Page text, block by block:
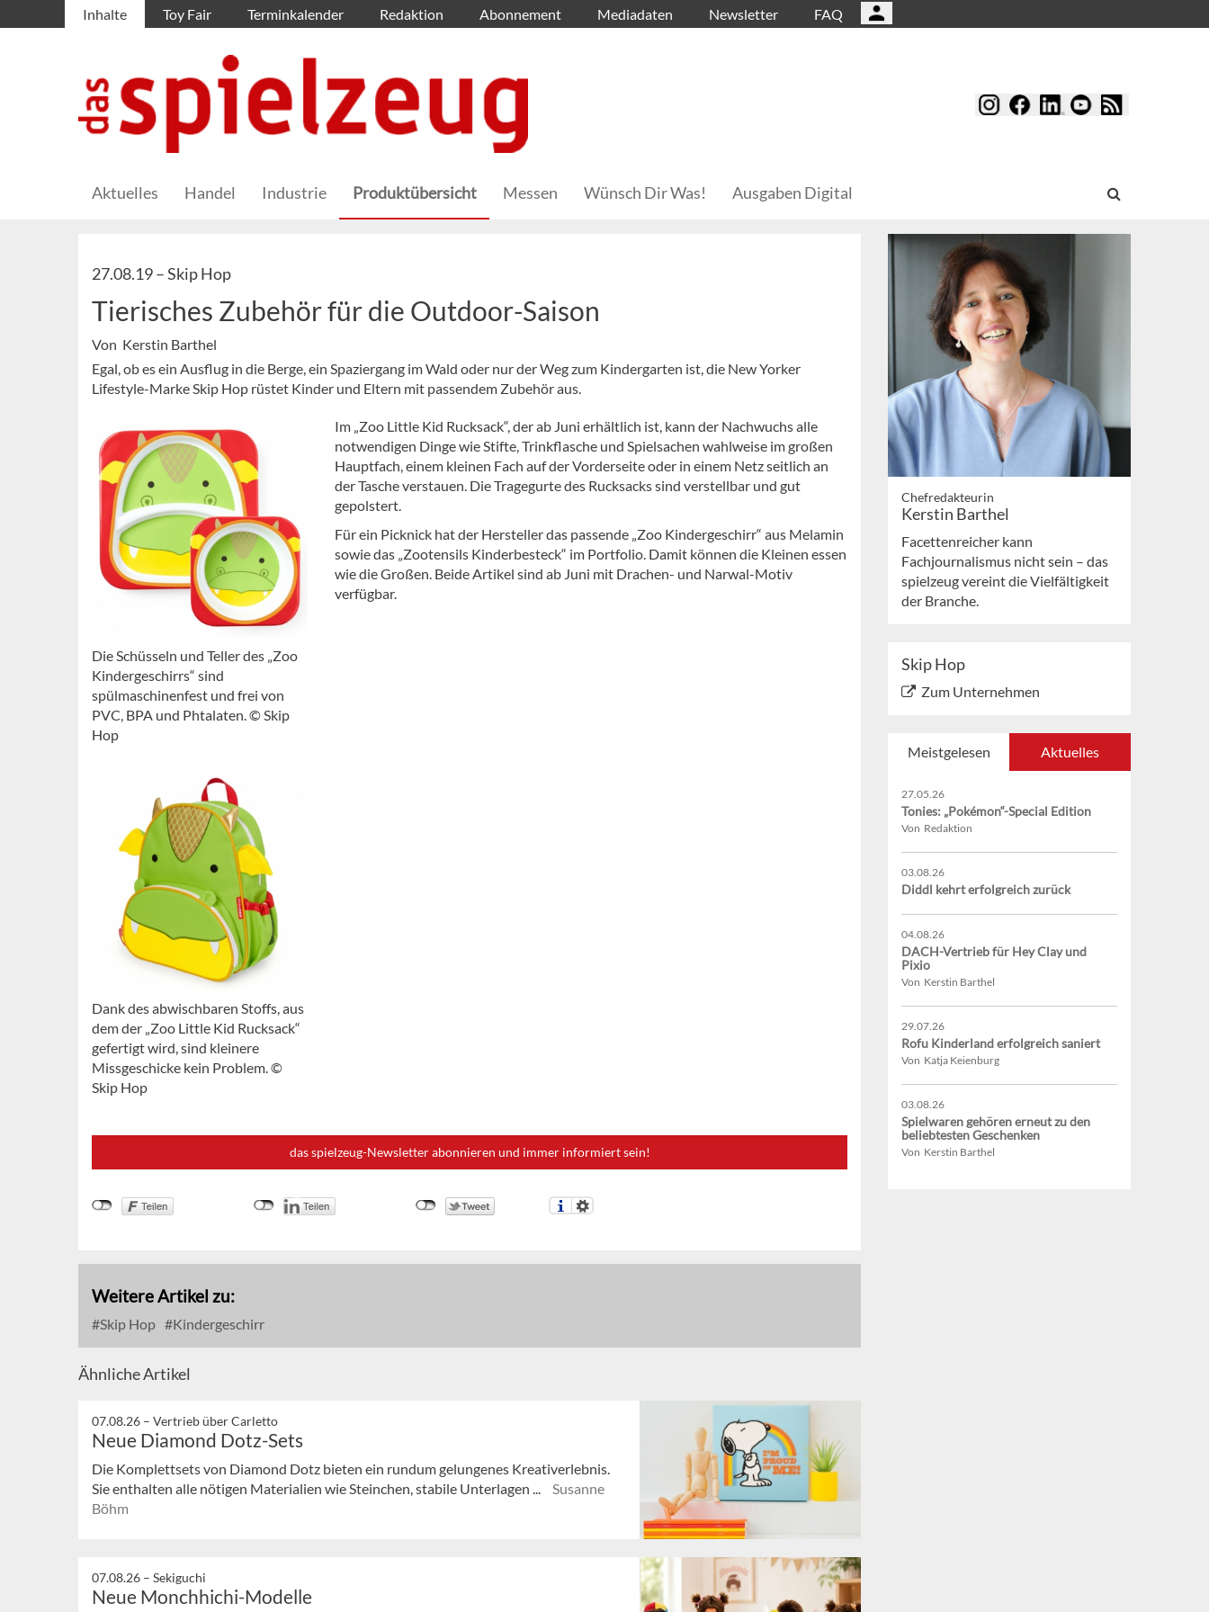
Inhalte Toy Fair Terminkalender Redaktion Abonnement Mediadaten Newsletter FAQ
Aktuelles Handel Industrie Produktübersicht Messen Wünsch Dir Was! Ausgaben Digital
27.08.19 –Skip Hop
Tierisches Zubehör für die Outdoor-Saison
Von Kerstin Barthel
Egal, ob es ein Ausflug in die Berge, ein Spaziergang im Wald oder nur der Weg zum Kindergarten ist, die New Yorker
Lifestyle-Marke Skip Hop rüstet Kinder und Eltern mit passendem Zubehör aus.
Die Schüsseln und Teller des „Zoo
Kindergeschirrs“ sind
spülmaschinenfest und frei von
PVC, BPA und Phtalaten. © Skip
Hop
Dank des abwischbaren Stoffs, aus
dem der „Zoo Little Kid Rucksack“
gefertigt wird, sind kleinere
Missgeschicke kein Problem. ©
Skip Hop
Im „Zoo Little Kid Rucksack“, der ab Juni erhältlich ist, kann der Nachwuchs alle
notwendigen Dinge wie Stifte, Trinkflasche und Spielsachen wahlweise im großen
Hauptfach, einem kleinen Fach auf der Vorderseite oder in einem Netz seitlich an
der Tasche verstauen. Die Tragegurte des Rucksacks sind verstellbar und gut
gepolstert.
Für ein Picknick hat der Hersteller das passende „Zoo Kindergeschirr“ aus Melamin
sowie das „Zootensils Kinderbesteck“ im Portfolio. Damit können die Kleinen essen
wie die Großen. Beide Artikel sind ab Juni mit Drachen- und Narwal-Motiv
verfügbar.
das spielzeug-Newsletter abonnieren und immer informiert sein!
Weitere Artikel zu:
Skip Hop Kindergeschirr
Ähnliche Artikel
07.08.26 – Vertrieb über Carletto
Neue Diamond Dotz-Sets
Die Komplettsets von Diamond Dotz bieten ein rundum gelungenes Kreativerlebnis.
Sie enthalten alle nötigen Materialien wie Steinchen, stabile Unterlagen ...
Susanne
Böhm
07.08.26 – Sekiguchi
Neue Monchhichi-Modelle
Chefredakteurin
Kerstin Barthel
Facettenreicher kann
Fachjournalismus nicht sein – das
spielzeug vereint die Vielfältigkeit
der Branche.
Skip Hop
Zum Unternehmen
Meistgelesen Aktuelles
27.05.26
Tonies: „Pokémon“-Special Edition
Von Redaktion
03.08.26
Diddl kehrt erfolgreich zurück
04.08.26
DACH-Vertrieb für Hey Clay und
Pixio
Von Kerstin Barthel
29.07.26
Rofu Kinderland erfolgreich saniert
Von Katja Keienburg
03.08.26
Spielwaren gehören erneut zu den
beliebtesten Geschenken
Von Kerstin Barthel